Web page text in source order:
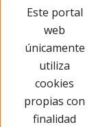
Antes50,00 €
Añadir al
Este portal
web
únicamente
utiliza
cookies
propias con
finalidad